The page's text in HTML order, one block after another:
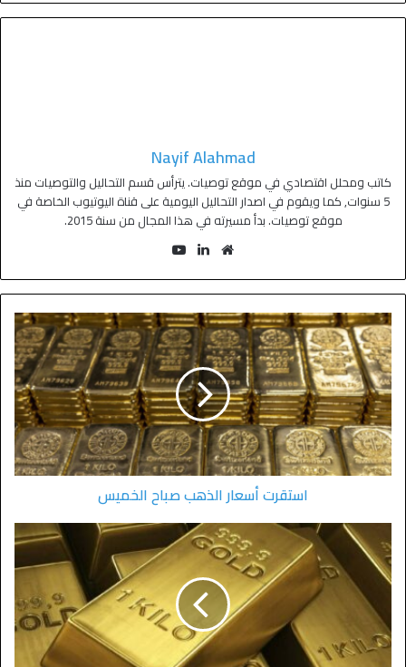
Nayif Alahmad
كاتب ومحلل اقتصادي في موقع توصيات. يترأس قسم التحاليل والتوصيات منذ
5 سنوات, كما ويقوم في اصدار التحاليل اليومية على قناة اليوتيوب الخاصة في
موقع توصيات. بدأ مسيرته في هذا المجال من سنة 2015.
استقرت أسعار الذهب صباح الخميس